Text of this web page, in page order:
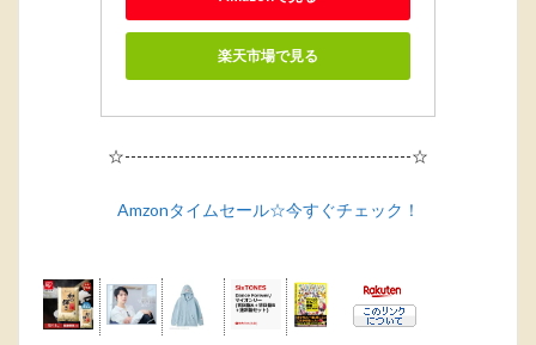
楽天市場で見る
☆------------------------------------------------☆
Amzonタイムセール☆今すぐチェック！